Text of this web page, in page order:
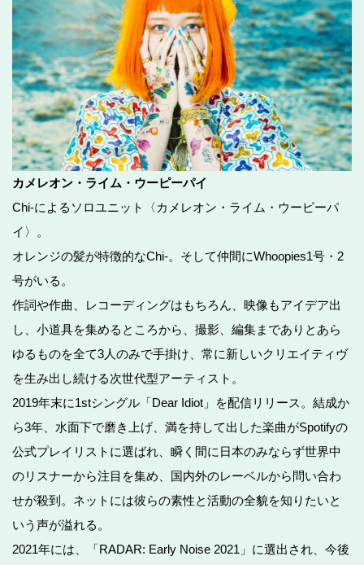
カメレオン・ライム・ウーピーパイ
Chi-によるソロユニット〈カメレオン・ライム・ウーピーパ
イ〉。
オレンジの髪が特徴的なChi-。そして仲間にWhoopies1号・2
号がいる。
作詞や作曲、レコーディングはもちろん、映像もアイデア出
し、小道具を集めるところから、撮影、編集までありとあら
ゆるものを全て3人のみで手掛け、常に新しいクリエイティヴ
を生み出し続ける次世代型アーティスト。
2019年末に1stシングル「Dear Idiot」を配信リリース。結成か
ら3年、水面下で磨き上げ、満を持して出した楽曲がSpotifyの
公式プレイリストに選ばれ、瞬く間に日本のみならず世界中
のリスナーから注目を集め、国内外のレーベルから問い合わ
せが殺到。ネットには彼らの素性と活動の全貌を知りたいと
いう声が溢れる。
2021年には、「RADAR: Early Noise 2021」に選出され、今後